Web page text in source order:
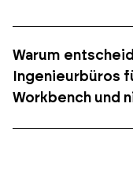
Warum
Ingenieurbüros
Workbench und